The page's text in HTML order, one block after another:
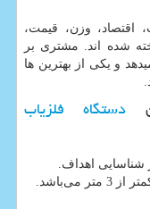
اقتصاد، وزن، قیمت،
شده اند. مشتری بر
و یکی از بهترین ها
دستگاه فلزیاب
شناسایی اهداف.